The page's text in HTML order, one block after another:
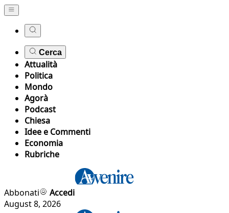
Cerca
Attualità
Politica
Mondo
Agorà
Podcast
Chiesa
Idee e Commenti
Economia
Rubriche
Abbonati
Accedi
August 8, 2026